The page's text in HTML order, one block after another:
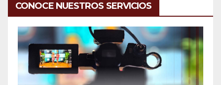
CONOCE NUESTROS SERVICIOS